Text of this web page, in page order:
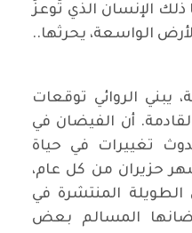
الإنسان الذي تُوعزُ
الواسعة، يحرثها..
الروائي توقعات
أن الفيضان في
تغييرات في حياة
حزيران من كل عام،
الطويلة المنتشرة في
المسالم بعض